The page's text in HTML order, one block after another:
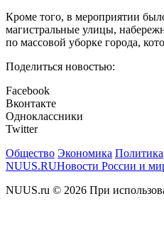
Кроме того, в мероприятии
магистральные улицы,
по массовой уборке города,
Поделиться новостью:
Facebook
Вконтакте
Одноклассники
Twitter
Общество Экономика Политика
NUUS.RUНовости России и
NUUS.ru © 2026 При